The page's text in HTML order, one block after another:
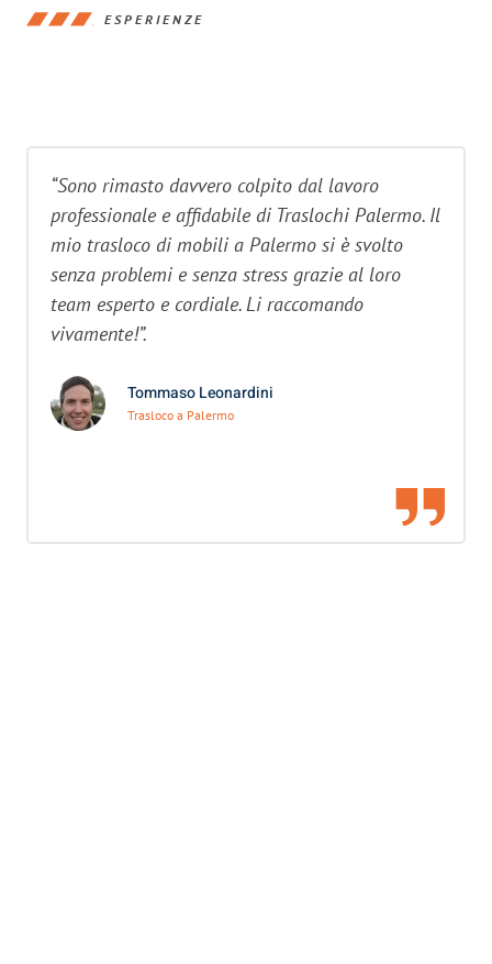
ESPERIENZE
“Sono rimasto davvero colpito dal lavoro
professionale e affidabile di Traslochi Palermo. Il
mio trasloco di mobili a Palermo si è svolto
senza problemi e senza stress grazie al loro
team esperto e cordiale. Li raccomando
vivamente!”.
Tommaso Leonardini
Trasloco a Palermo